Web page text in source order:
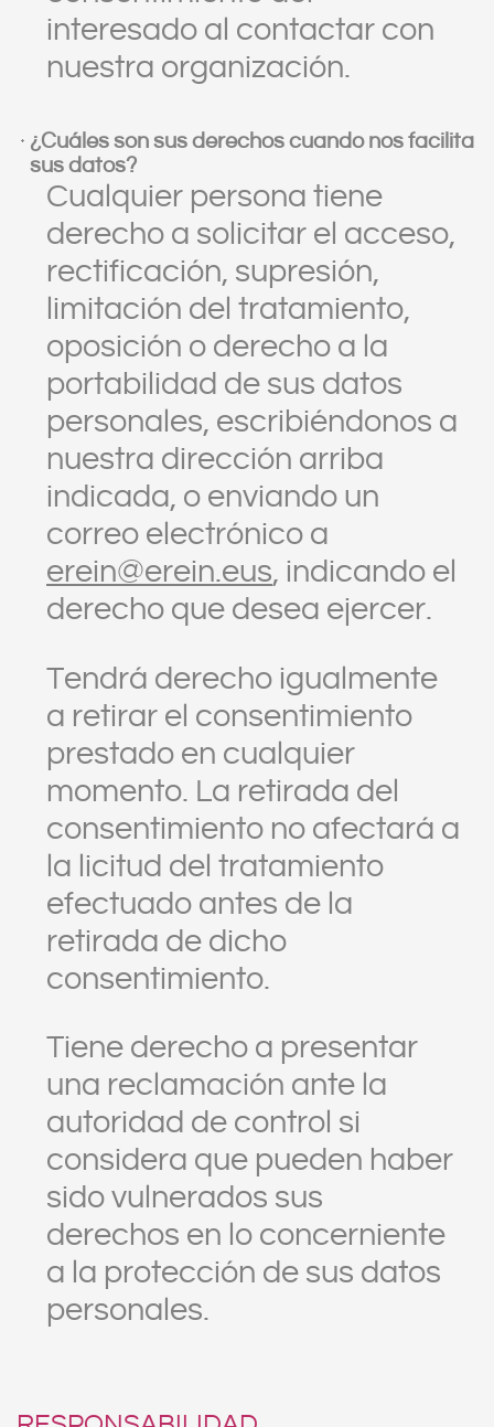
interesado al contactar con
nuestra organización.
¿Cuáles son sus derechos cuando nos facilita
sus datos?
Cualquier persona tiene
derecho a solicitar el acceso,
rectificación, supresión,
limitación del tratamiento,
oposición o derecho a la
portabilidad de sus datos
personales, escribiéndonos a
nuestra dirección arriba
indicada, o enviando un
correo electrónico a
erein@erein.eus, indicando el
derecho que desea ejercer.
Tendrá derecho igualmente
a retirar el consentimiento
prestado en cualquier
momento. La retirada del
consentimiento no afectará a
la licitud del tratamiento
efectuado antes de la
retirada de dicho
consentimiento.
Tiene derecho a presentar
una reclamación ante la
autoridad de control si
considera que pueden haber
sido vulnerados sus
derechos en lo concerniente
a la protección de sus datos
personales.